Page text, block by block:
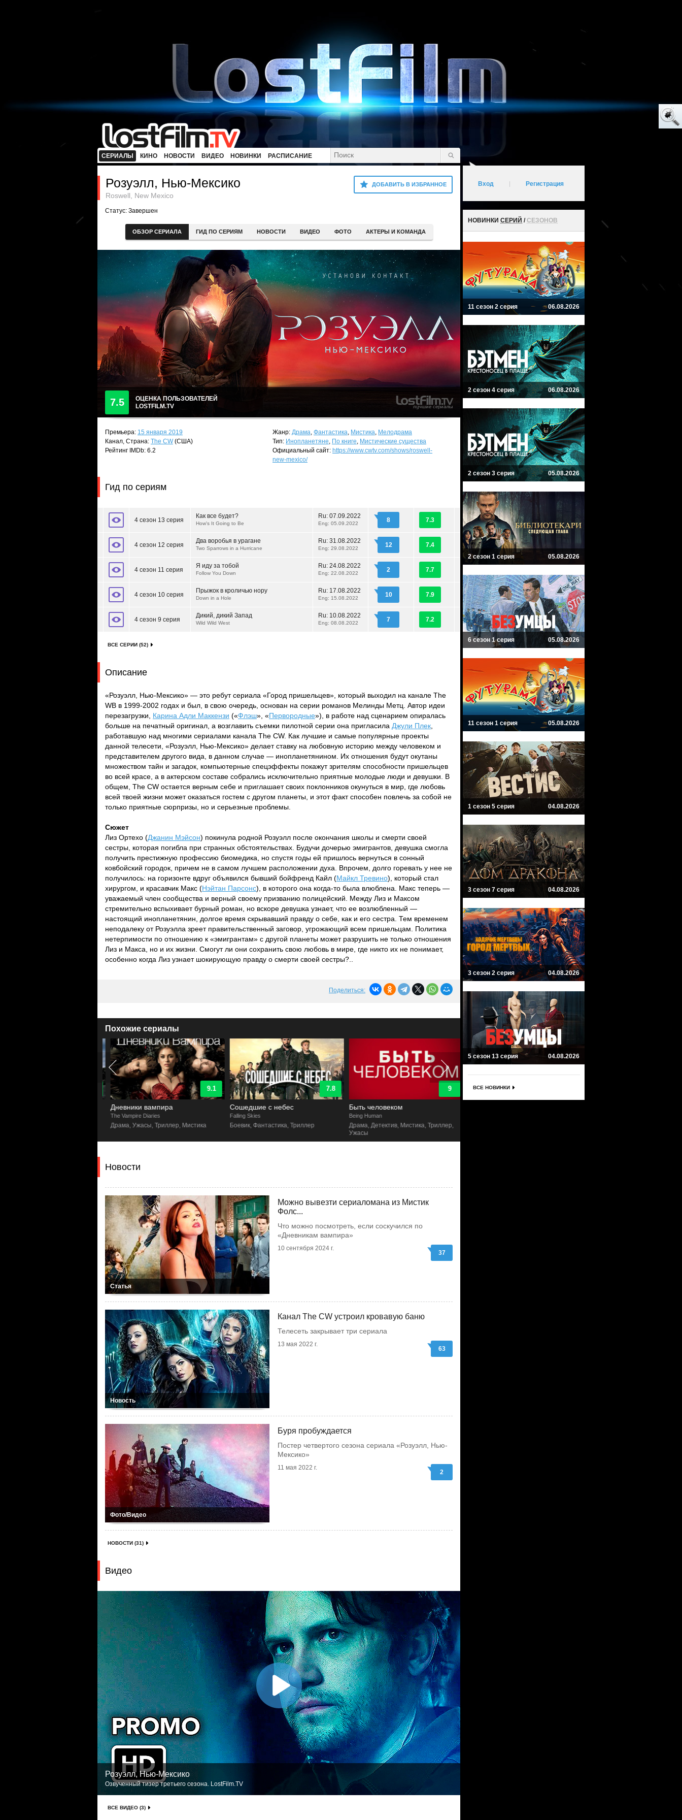
СЕРИАЛЫ КИНО НОВОСТИ ВИДЕО НОВИНКИ РАСПИСАНИЕ
ДОБАВИТЬ В ИЗБРАННОЕ
Розуэлл, Нью-Мексико
Roswell, New Mexico
Статус: Завершен
ОБЗОР СЕРИАЛА ГИД ПО СЕРИЯМ НОВОСТИ ВИДЕО ФОТО АКТЕРЫ И КОМАНДА
7.5
ОЦЕНКА ПОЛЬЗОВАТЕЛЕЙ
LOSTFILM.TV
Премьера: 15 января 2019
Канал, Страна: The CW(США)
Рейтинг IMDb: 6.2
Жанр: Драма, Фантастика, Мистика, Мелодрама
Тип: Инопланетяне, По книге, Мистические существа
Официальный сайт: https://www.cwtv.com/shows/roswell-
new-mexico/
Гид по сериям
4 сезон 13 серия
Как все будет?
How's It Going to Be
Ru: 07.09.2022
Eng: 05.09.2022 8 7.3
4 сезон 12 серия
Два воробья в урагане
Two Sparrows in a Hurricane
Ru: 31.08.2022
Eng: 29.08.2022 12 7.4
4 сезон 11 серия
Я иду за тобой
Follow You Down
Ru: 24.08.2022
Eng: 22.08.2022 2 7.7
4 сезон 10 серия
Прыжок в кроличью нору
Down in a Hole
Ru: 17.08.2022
Eng: 15.08.2022 10 7.9
4 сезон 9 серия
Дикий, дикий Запад
Wild Wild West
Ru: 10.08.2022
Eng: 08.08.2022 7 7.2
ВСЕ СЕРИИ (52)
Описание
«Розуэлл, Нью-Мексико» — это ребут сериала «Город пришельцев», который выходил на канале The
WB в 1999-2002 годах и был, в свою очередь, основан на серии романов Мелинды Метц. Автор идеи
перезагрузки, Карина Адли Маккензи («Флэш», «Первородные»), в работе над сценарием опиралась
больше на печатный оригинал, а возглавить съемки пилотной серии она пригласила Джули Плек
работавшую над многими сериалами канала The CW. Как лучшие и самые популярные проекты
данной телесети, «Розуэлл, Нью-Мексико» делает ставку на любовную историю между человеком и
представителем другого вида, в данном случае — инопланетянином. Их отношения будут окутаны
множеством тайн и загадок, компьютерные спецэффекты покажут зрителям способности пришельцев
во всей красе, а в актерском составе собрались исключительно приятные молодые люди и девушки. В
общем, The CW остается верным себе и приглашает своих поклонников окунуться в мир, где любовь
всей твоей жизни может оказаться гостем с другом планеты, и этот факт способен повлечь за собой не
только приятные сюрпризы, но и серьезные проблемы.
Сюжет
Лиз Ортехо (Джанин Мэйсон) покинула родной Розуэлл после окончания школы и смерти своей
сестры, которая погибла при странных обстоятельствах. Будучи дочерью эмигрантов, девушка смогла
получить престижную профессию биомедика, но спустя годы ей пришлось вернуться в сонный
ковбойский городок, причем не в самом лучшем расположении духа. Впрочем, долго горевать у нее не
получилось: на горизонте вдруг объявился бывший бойфренд Кайл (Майкл Тревино), который стал
хирургом, и красавчик Макс (Нэйтан Парсонс), в которого она когда-то была влюблена. Макс теперь —
уважаемый член сообщества и верный своему призванию полицейский. Между Лиз и Максом
стремительно вспыхивает бурный роман, но вскоре девушка узнает, что ее возлюбленный —
настоящий инопланетянин, долгое время скрывавший правду о себе, как и его сестра. Тем временем
неподалеку от Розуэлла зреет правительственный заговор, угрожающий всем пришельцам. Политика
нетерпимости по отношению к «эмигрантам» с другой планеты может разрушить не только отношения
Лиз и Макса, но и их жизни. Смогут ли они сохранить свою любовь в мире, где никто их не понимает,
особенно когда Лиз узнает шокирующую правду о смерти своей сестры?..
Поделиться:
Похожие сериалы
9.1
Дневники вампира
The Vampire Diaries
Драма, Ужасы, Триллер, Мистика
7.8
Сошедшие с небес
Falling Skies
Боевик, Фантастика, Триллер
Быть человеком
Being Human
Драма, Детектив, Мистика, Триллер,
Ужасы
Новости
Статья
Можно вывезти сериаломана из Мистик
Фолс...
Что можно посмотреть, если соскучился по
«Дневникам вампира»
10 сентября 2024 г.
37
Новость
Канал The CW устроил кровавую баню
Телесеть закрывает три сериала
13 мая 2022 г.
63
Фото/Видео
Буря пробуждается
Постер четвертого сезона сериала «Розуэлл, Нью-
Мексико»
11 мая 2022 г.
2
НОВОСТИ (31)
Видео
Розуэлл, Нью-Мексико
Озвученный тизер третьего сезона. LostFilm.TV
ВСЕ ВИДЕО (3)
Вход Регистрация
НОВИНКИ СЕРИЙ /СЕЗОНОВ
11 сезон 2 серия 06.08.2026
2 сезон 4 серия 06.08.2026
2 сезон 3 серия 05.08.2026
2 сезон 1 серия 05.08.2026
6 сезон 1 серия 05.08.2026
11 сезон 1 серия 05.08.2026
1 сезон 5 серия 04.08.2026
3 сезон 7 серия 04.08.2026
3 сезон 2 серия 04.08.2026
5 сезон 13 серия 04.08.2026
ВСЕ НОВИНКИ